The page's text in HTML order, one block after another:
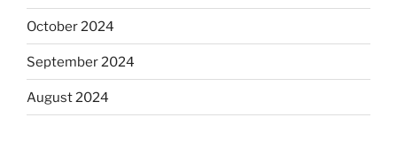
October 2024
September 2024
August 2024